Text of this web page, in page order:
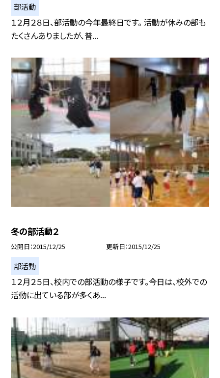
部活動
１２月２８日、部活動の今年最終日です。 活動が休みの部も
たくさんありましたが、普...
冬の部活動２
公開日 2015/12/25 更新日 2015/12/25
部活動
１２月２５日、校内での部活動の様子です。今日は、校外での
活動に出ている部が多くあ...